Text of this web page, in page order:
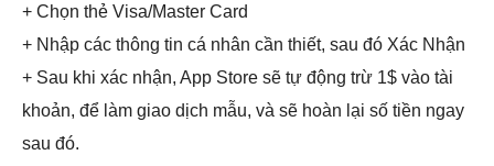
+ Chọn thẻ Visa/Master Card
+ Nhập các thông tin cá nhân cần thiết, sau đó Xác Nhận
+ Sau khi xác nhận, App Store sẽ tự động trừ 1$ vào tài
khoản, để làm giao dịch mẫu, và sẽ hoàn lại số tiền ngay
sau đó.